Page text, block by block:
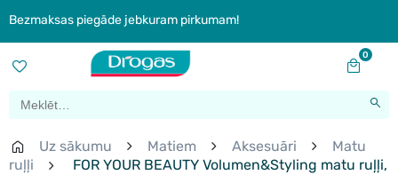
Bezmaksas piegāde jebkuram pirkumam!
0
Uz sākumu Matiem Aksesuāri
Matu
ruļļi
FOR YOUR BEAUTY Volumen&Styling matu ruļļi,